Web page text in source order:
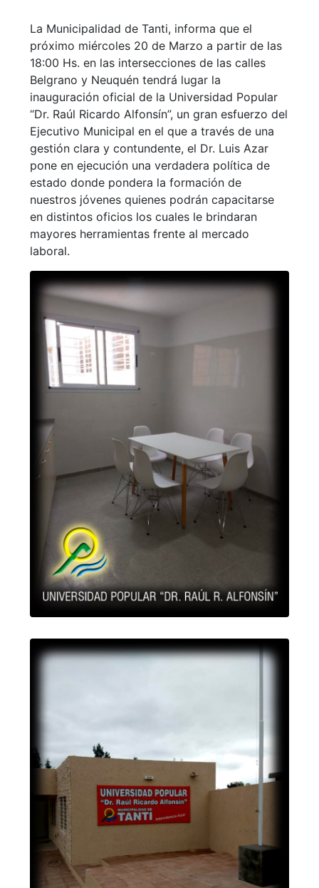
La Municipalidad de Tanti, informa que el
próximo miércoles 20 de Marzo a partir de las
18:00 Hs. en las intersecciones de las calles
Belgrano y Neuquén tendrá lugar la
inauguración oficial de la Universidad Popular
“Dr. Raúl Ricardo Alfonsín”, un gran esfuerzo del
Ejecutivo Municipal en el que a través de una
gestión clara y contundente, el Dr. Luis Azar
pone en ejecución una verdadera política de
estado donde pondera la formación de
nuestros jóvenes quienes podrán capacitarse
en distintos oficios los cuales le brindaran
mayores herramientas frente al mercado
laboral.